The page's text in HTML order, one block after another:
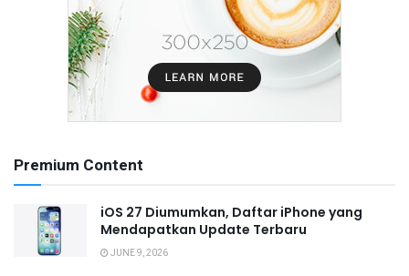
Premium Content
iOS 27 Diumumkan, Daftar iPhone yang
Mendapatkan Update Terbaru
JUNE 9, 2026